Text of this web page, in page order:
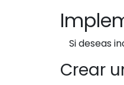
Si deseas
Crear